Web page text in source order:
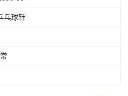
將依據個別帳號之用戶狀況，依本公司即
該用戶之使用額度並採取法律行動。
乓球鞋